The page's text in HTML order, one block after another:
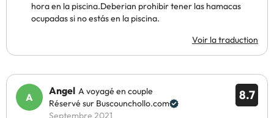
hora en la piscina.Deberian prohibir tener las hamacas
ocupadas si no estás en la piscina.
Voir la traduction
8.7
Angel A voyagé en couple
Réservé sur Buscounchollo.com
Septembre 2021